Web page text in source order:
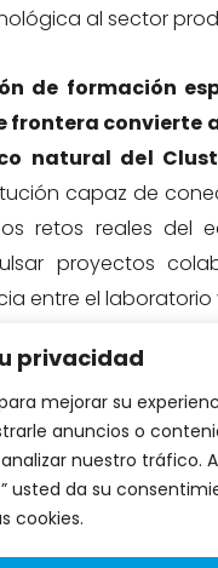
privacidad
mejorar su
anuncios o
nuestro tráfico.
usted da su
cookies.
al sector
de formación
convierte a
natural del
capaz de
retos reales del
proyectos
entre el laboratorio
DIRECCIÓN:
Avenida de Fernando
Novoa 37 Edificio CNL.
Compostela, A Coruña